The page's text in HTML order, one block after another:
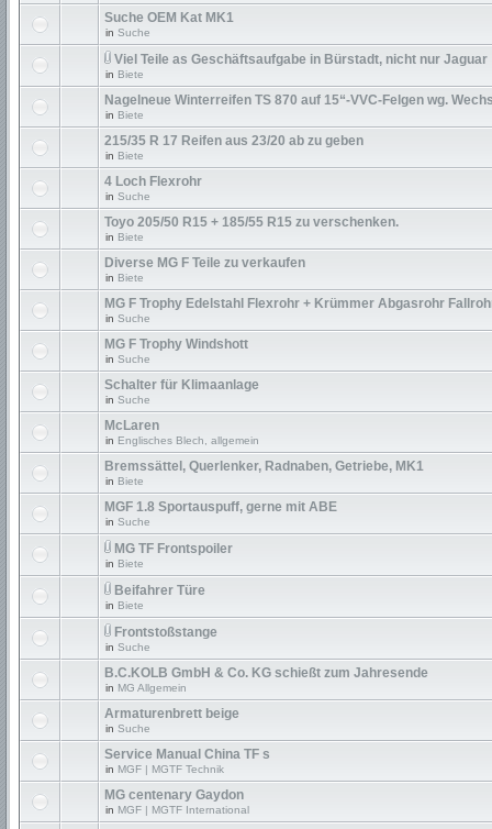
Suche OEM Kat MK1
in Suche
Viel Teile as Geschäftsaufgabe in Bürstadt, nicht nur Jaguar
in Biete
Nagelneue Winterreifen TS 870 auf 15“-VVC-Felgen wg.
in Biete
215/35 R 17 Reifen aus 23/20 ab zu geben
in Biete
4 Loch Flexrohr
in Suche
Toyo 205/50 R15 + 185/55 R15 zu verschenken.
in Biete
Diverse MG F Teile zu verkaufen
in Biete
MG F Trophy Edelstahl Flexrohr + Krümmer Abgasrohr
in Suche
MG F Trophy Windshott
in Suche
Schalter für Klimaanlage
in Suche
McLaren
in Englisches Blech, allgemein
Bremssättel, Querlenker, Radnaben, Getriebe, MK1
in Biete
MGF 1.8 Sportauspuff, gerne mit ABE
in Suche
MG TF Frontspoiler
in Biete
Beifahrer Türe
in Biete
Frontstoßstange
in Suche
B.C.KOLB GmbH & Co. KG schießt zum Jahresende
in MG Allgemein
Armaturenbrett beige
in Suche
Service Manual China TF s
in MGF | MGTF Technik
MG centenary Gaydon
in MGF | MGTF International